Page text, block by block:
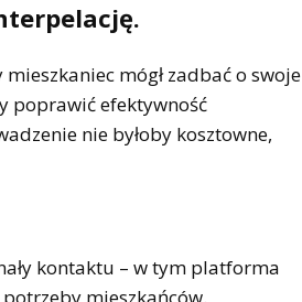
mógł zadbać o swoje
poprawić efektywność
nie byłoby kosztowne,
kontaktu – w tym platforma